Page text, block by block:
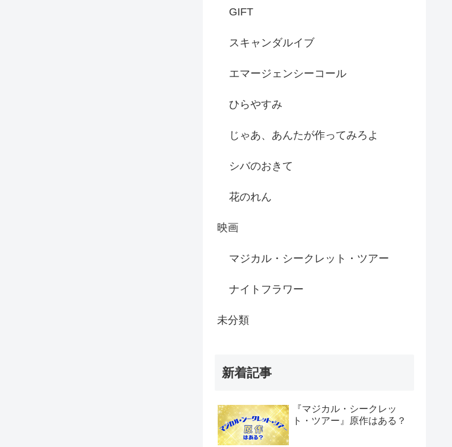
GIFT
スキャンダルイブ
エマージェンシーコール
ひらやすみ
じゃあ、あんたが作ってみろよ
シバのおきて
花のれん
映画
マジカル・シークレット・ツアー
ナイトフラワー
未分類
新着記事
『マジカル・シークレッ
ト・ツアー』原作はある？